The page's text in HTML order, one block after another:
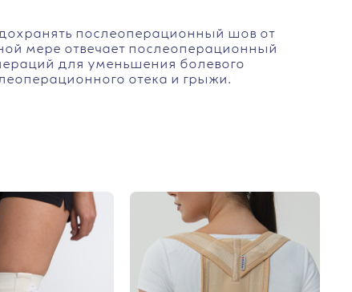
послеоперационный шов от
мере отвечает послеоперационный
для уменьшения болевого
отека и грыжи.